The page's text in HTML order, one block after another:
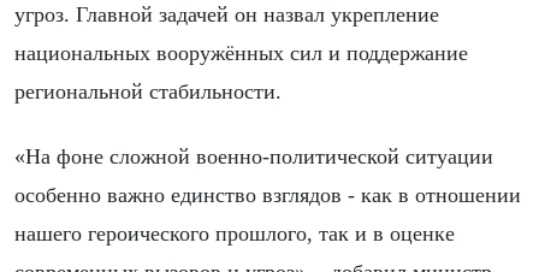
угроз. Главной задачей он назвал укрепление
национальных вооружённых сил и поддержание
региональной стабильности.
«На фоне сложной военно-политической ситуации
особенно важно единство взглядов - как в отношении
нашего героического прошлого, так и в оценке